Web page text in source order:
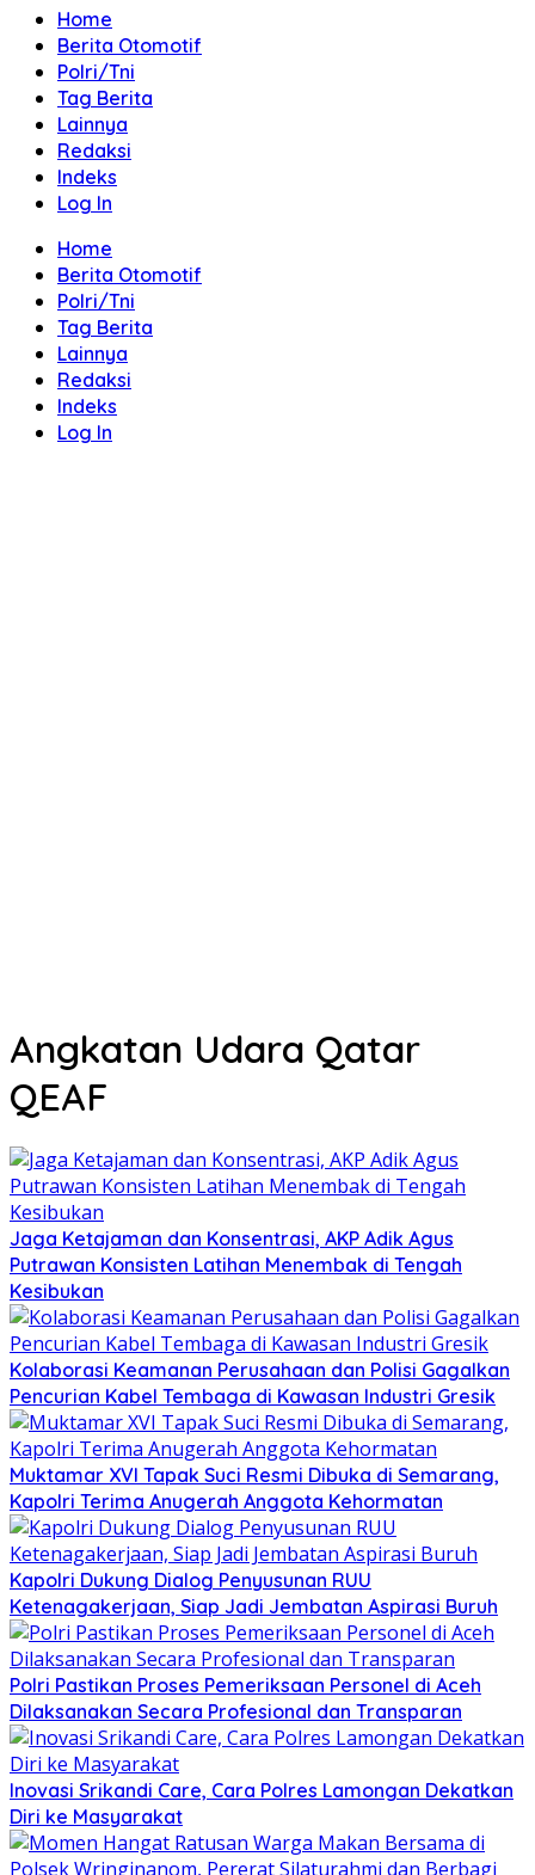
Home
Berita Otomotif
Polri/Tni
Tag Berita
Lainnya
Redaksi
Indeks
Log In
Home
Berita Otomotif
Polri/Tni
Tag Berita
Lainnya
Redaksi
Indeks
Log In
Angkatan Udara Qatar
QEAF
Jaga Ketajaman dan Konsentrasi, AKP Adik Agus
Putrawan Konsisten Latihan Menembak di Tengah
Kesibukan
Kolaborasi Keamanan Perusahaan dan Polisi Gagalkan
Pencurian Kabel Tembaga di Kawasan Industri Gresik
Muktamar XVI Tapak Suci Resmi Dibuka di Semarang,
Kapolri Terima Anugerah Anggota Kehormatan
Kapolri Dukung Dialog Penyusunan RUU
Ketenagakerjaan, Siap Jadi Jembatan Aspirasi Buruh
Polri Pastikan Proses Pemeriksaan Personel di Aceh
Dilaksanakan Secara Profesional dan Transparan
Inovasi Srikandi Care, Cara Polres Lamongan Dekatkan
Diri ke Masyarakat